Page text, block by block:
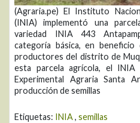
(Agraria.pe) El Instituto
(INIA) implementó una
variedad INIA 443
categoría básica, en beneficio
productores del distrito de
esta parcela agrícola, el
Experimental Agraria Santa
producción de semillas
Etiquetas: INIA, semillas